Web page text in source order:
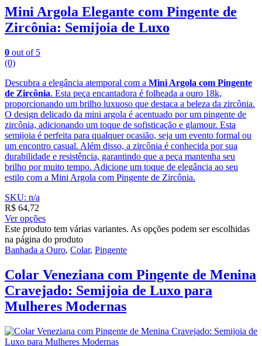
Mini Argola Elegante com Pingente de
Zircônia: Semijoia de Luxo
0 out of 5
(0)
Descubra a elegância atemporal com a Mini Argola com Pingente
de Zircônia. Esta peça encantadora é folheada a ouro 18k,
proporcionando um brilho luxuoso que destaca a beleza da zircônia.
O design delicado da mini argola é acentuado por um pingente de
zircônia, adicionando um toque de sofisticação e glamour. Esta
semijoia é perfeita para qualquer ocasião, seja um evento formal ou
um encontro casual. Além disso, a zircônia é conhecida por sua
durabilidade e resistência, garantindo que a peça mantenha seu
brilho por muito tempo. Adicione um toque de elegância ao seu
estilo com a Mini Argola com Pingente de Zircônia.
SKU: n/a
R$ 64,72
Ver opções
Este produto tem várias variantes. As opções podem ser escolhidas
na página do produto
Banhada a Ouro, Colar, Pingente
Colar Veneziana com Pingente de Menina
Cravejado: Semijoia de Luxo para
Mulheres Modernas